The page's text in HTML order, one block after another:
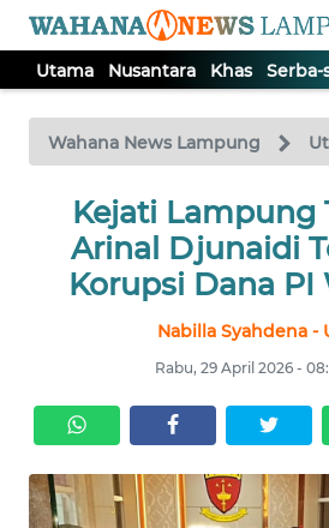
Utama Nusantara Khas Serba-
Wahana News Lampung
Kejati Lampung
Arinal Djunaidi
Korupsi Dana PI
Nabilla Syahdena -
Rabu, 29 April 2026 -
TV
Tutup
UTAMA
NUSANTARA
SERBA-
SERBI
OPINI